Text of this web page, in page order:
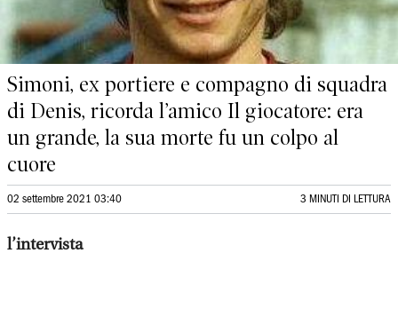
Simoni, ex portiere e compagno di squadra
di Denis, ricorda l’amico Il giocatore: era
un grande, la sua morte fu un colpo al
cuore
02 settembre 2021 03:40 3 MINUTI DI LETTURA
l’intervista